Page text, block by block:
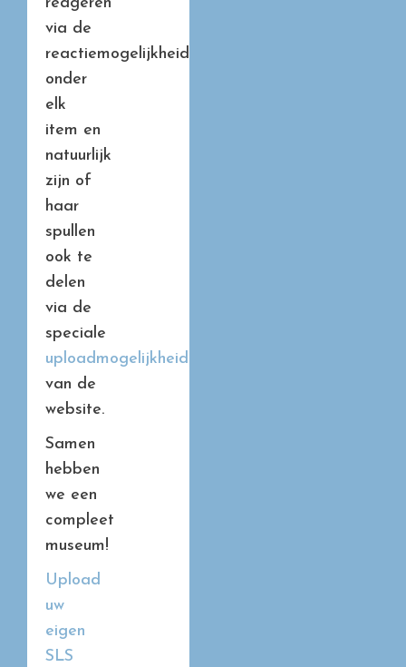
via de
reactiemogelijkheid
onder
elk
item en
natuurlijk
zijn of
haar
spullen
ook te
delen
via de
speciale
uploadmogelijkheid
van de
website.
Samen
hebben
we een
compleet
museum!
Upload
uw
eigen
SLS